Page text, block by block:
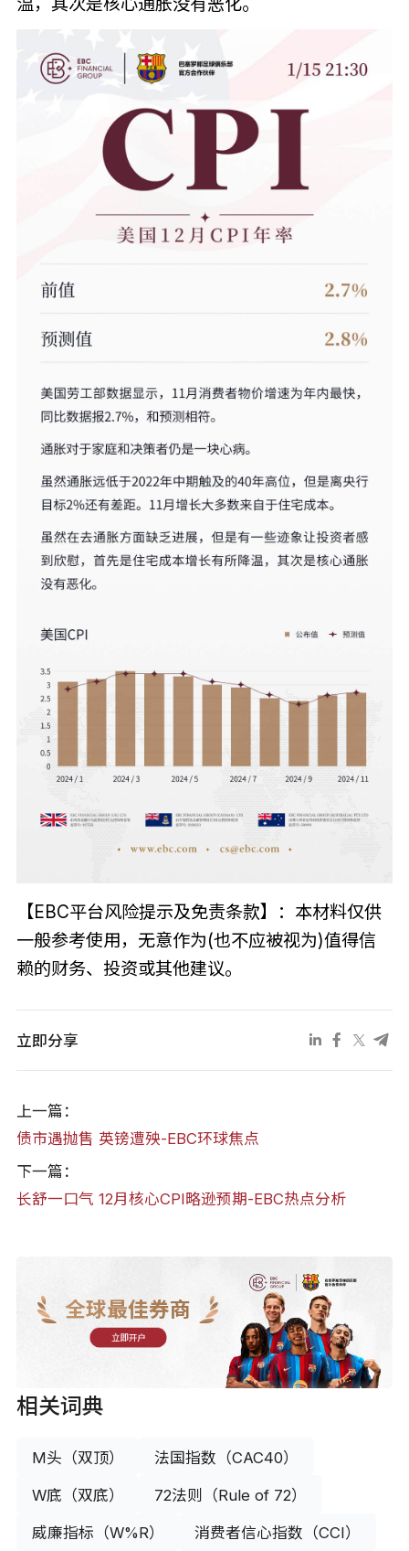
【EBC平台风险提示及免责条款】：本材料仅供
一般参考使用，无意作为(也不应被视为)值得信
赖的财务、投资或其他建议。
立即分享
上一篇：
债市遇抛售 英镑遭殃-EBC环球焦点
下一篇：
长舒一口气 12月核心CPI略逊预期-EBC热点分析
全球最佳券商
立即开户
相关词典
M头（双顶） 法国指数（CAC40）
W底（双底） 72法则（Rule of 72）
威廉指标（W%R） 消费者信心指数（CCI）